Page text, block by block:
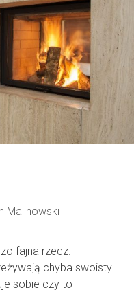
Malinowski
fajna rzecz.
chyba swoisty
sobie czy to